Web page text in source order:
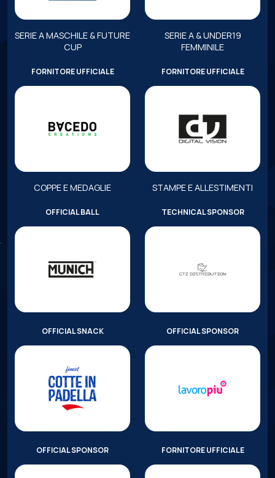
SERIE A MASCHILE & FUTURE
CUP
SERIE A & UNDER19
FEMMINILE
FORNITORE UFFICIALE
COPPE E MEDAGLIE
FORNITORE UFFICIALE
STAMPE E ALLESTIMENTI
OFFICIAL BALL TECHNICAL SPONSOR
OFFICIAL SNACK OFFICIAL SPONSOR
OFFICIAL SPONSOR FORNITORE UFFICIALE